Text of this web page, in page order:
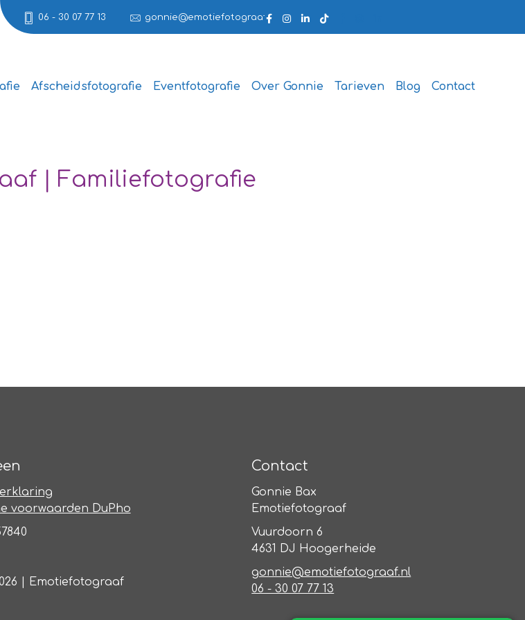
06 - 30 07 77 13 gonnie@emotiefotograaf.nl
Afscheidsfotografie Eventfotografie Over Gonnie Tarieven Blog Contact
| Familiefotografie
voorwaarden DuPho
| Emotiefotograaf
Contact
Gonnie Bax
Emotiefotograaf
Vuurdoorn 6
4631 DJ Hoogerheide
gonnie@emotiefotograaf.nl
06 - 30 07 77 13